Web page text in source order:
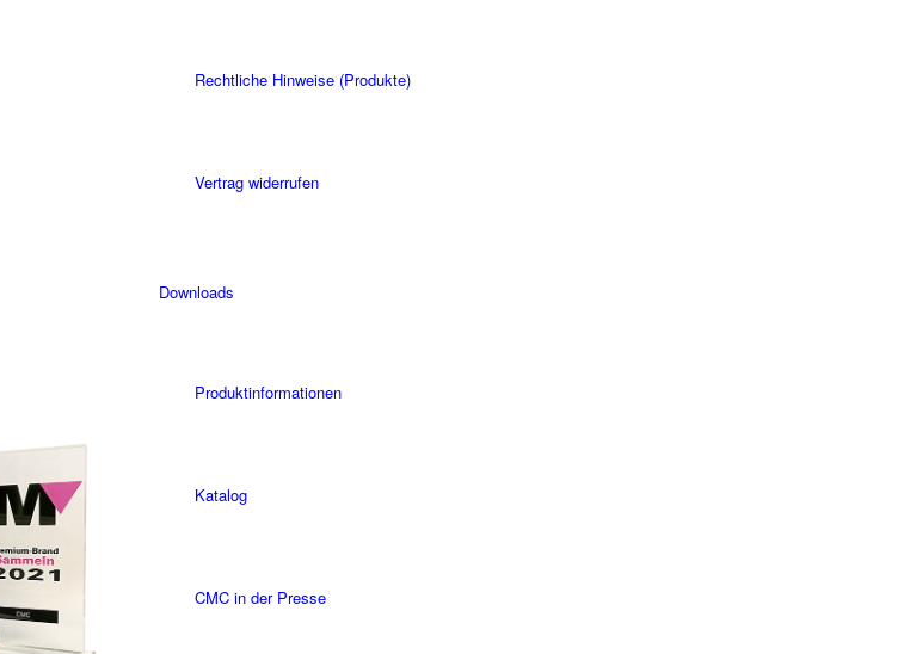
Rechtliche Hinweise (Produkte)
Vertrag widerrufen
Downloads
Produktinformationen
Katalog
CMC in der Presse